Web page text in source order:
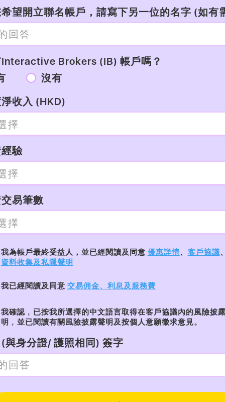
望開立聯名帳戶，請寫下另一位的名字 (如有
Brokers (IB) 帳戶嗎？
沒有
收入 (HKD)
驗
易筆數
我為帳戶最終受益人，並已經閱讀及同意 優惠詳情、 客戶協議
資料收集及私隱聲明
我已經閱讀及同意 交易佣金、利息及服務費
我確認﹐已按我所選擇的中文語言取得在客戶協議內的風險披
明﹐並已閱讀有關風險披露聲明及按個人意願徵求意見。
與身分證/ 護照相同) 簽字